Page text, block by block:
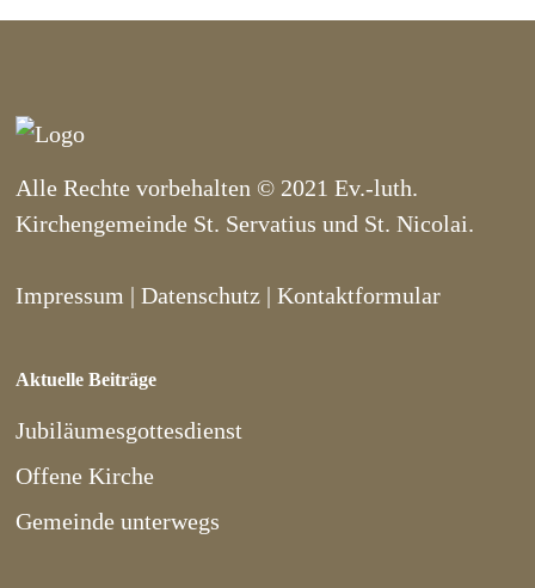
Alle Rechte vorbehalten © 2021 Ev.-luth.
Kirchengemeinde St. Servatius und St. Nicolai.
Impressum |Datenschutz |Kontaktformular
Aktuelle Beiträge
Jubiläumesgottesdienst
Offene Kirche
Gemeinde unterwegs